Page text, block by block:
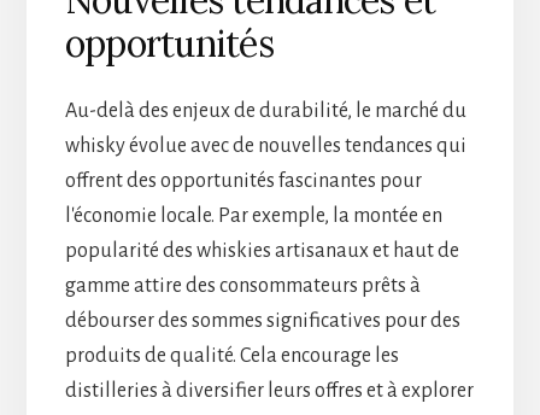
opportunités
Au-delà des enjeux de durabilité, le marché du
whisky évolue avec de nouvelles tendances qui
offrent des opportunités fascinantes pour
l'économie locale. Par exemple, la montée en
popularité des whiskies artisanaux et haut de
gamme attire des consommateurs prêts à
débourser des sommes significatives pour des
produits de qualité. Cela encourage les
distilleries à diversifier leurs offres et à explorer